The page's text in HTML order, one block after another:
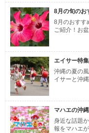
8月の旬のお
8月のおすす
ご紹介！お
エイサー特集
沖縄の夏の
イサーと沖
マハエの沖
身近な話題
報をマハエ